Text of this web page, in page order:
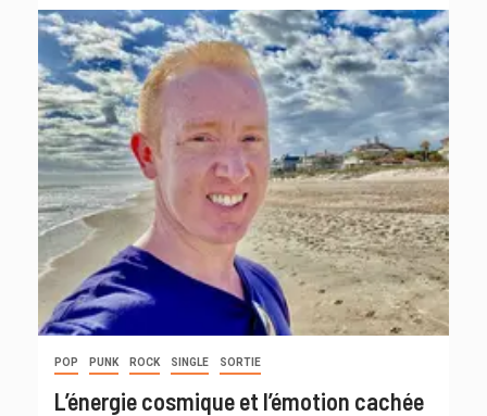
POP PUNK ROCK SINGLE SORTIE
L’énergie cosmique et l’émotion cachée